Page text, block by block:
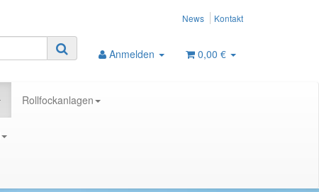
News Kontakt
Anmelden 0,00 €
Rollfockanlagen